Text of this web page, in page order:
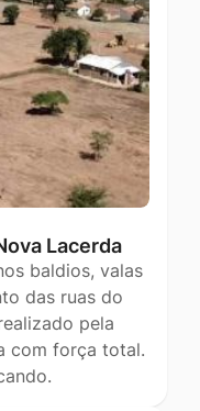
Lacerda
baldios, valas
das ruas do
pela
com força total.
ficando.